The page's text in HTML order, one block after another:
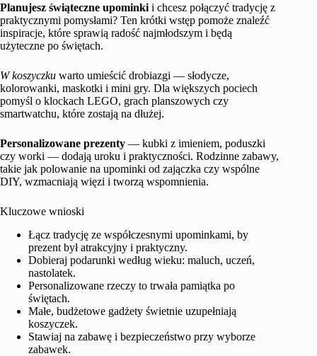
Planujesz świąteczne upominki i chcesz połączyć tradycję z
praktycznymi pomysłami? Ten krótki wstęp pomoże znaleźć
inspiracje, które sprawią radość najmłodszym i będą
użyteczne po świętach.
W koszyczku warto umieścić drobiazgi — słodycze,
kolorowanki, maskotki i mini gry. Dla większych pociech
pomyśl o klockach LEGO, grach planszowych czy
smartwatchu, które zostają na dłużej.
Personalizowane prezenty — kubki z imieniem, poduszki
czy worki — dodają uroku i praktyczności. Rodzinne zabawy,
takie jak polowanie na upominki od zajączka czy wspólne
DIY, wzmacniają więzi i tworzą wspomnienia.
Kluczowe wnioski
Łącz tradycję ze współczesnymi upominkami, by
prezent był atrakcyjny i praktyczny.
Dobieraj podarunki według wieku: maluch, uczeń,
nastolatek.
Personalizowane rzeczy to trwała pamiątka po
świętach.
Małe, budżetowe gadżety świetnie uzupełniają
koszyczek.
Stawiaj na zabawę i bezpieczeństwo przy wyborze
zabawek.